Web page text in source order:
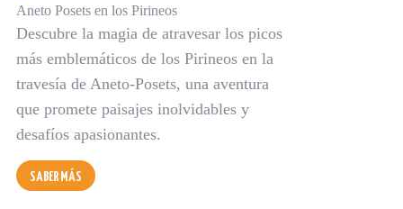
Descubre la magia de atravesar los picos
más emblemáticos de los Pirineos en la
travesía de Aneto-Posets, una aventura
que promete paisajes inolvidables y
desafíos apasionantes.
SABER MÁS